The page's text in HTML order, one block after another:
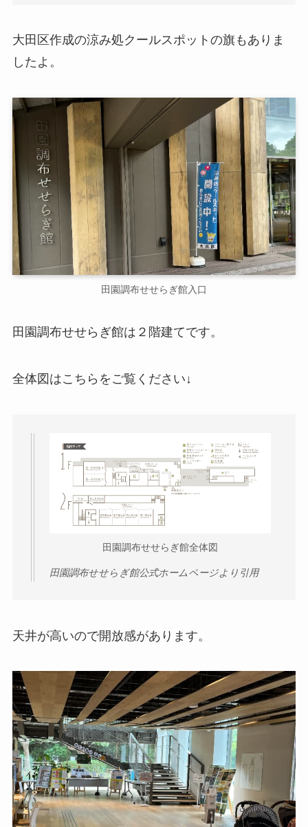
大田区作成の涼み処クールスポットの旗もありま
したよ。
田園調布せせらぎ館入口
田園調布せせらぎ館は２階建てです。
全体図はこちらをご覧ください↓
田園調布せせらぎ館全体図
田園調布せせらぎ館公式ホームページより引用
天井が高いので開放感があります。